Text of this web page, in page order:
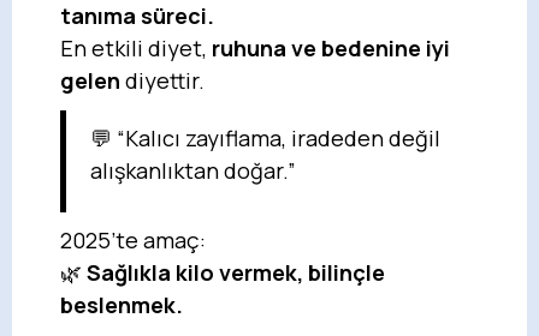
tanıma süreci.
En etkili diyet, ruhuna ve bedenine iyi
gelen diyettir.
💬 “Kalıcı zayıflama, iradeden değil
alışkanlıktan doğar.”
2025’te amaç:
🌿 Sağlıkla kilo vermek, bilinçle
beslenmek.